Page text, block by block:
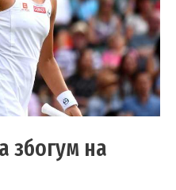
збогум на